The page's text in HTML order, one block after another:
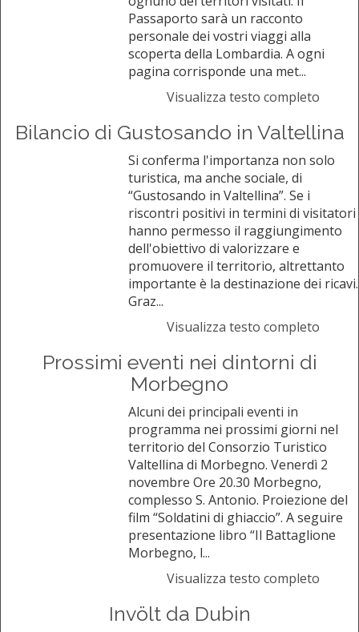
Passaporto sarà un racconto
personale dei vostri viaggi alla
scoperta della Lombardia. A ogni
pagina corrisponde una met...
Visualizza testo completo
Bilancio di Gustosando in Valtellina
Si conferma l'importanza non solo
turistica, ma anche sociale, di
“Gustosando in Valtellina”. Se i
riscontri positivi in termini di visitatori
hanno permesso il raggiungimento
dell'obiettivo di valorizzare e
promuovere il territorio, altrettanto
importante è la destinazione dei ricavi.
Graz...
Visualizza testo completo
Prossimi eventi nei dintorni di
Morbegno
Alcuni dei principali eventi in
programma nei prossimi giorni nel
territorio del Consorzio Turistico
Valtellina di Morbegno. Venerdì 2
novembre Ore 20.30 Morbegno,
complesso S. Antonio. Proiezione del
film “Soldatini di ghiaccio”. A seguire
presentazione libro “Il Battaglione
Morbegno, l...
Visualizza testo completo
Invölt da Dubin